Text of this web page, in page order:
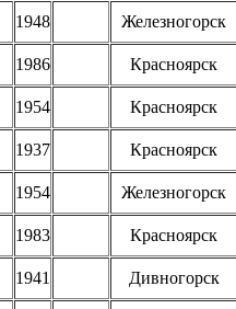
1948 Железногорск
1986 Красноярск
1954 Красноярск
1937 Красноярск
1954 Железногорск
1983 Красноярск
1941 Дивногорск